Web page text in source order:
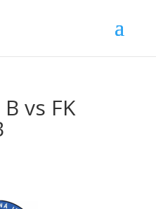
vs FK